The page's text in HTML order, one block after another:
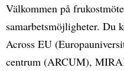
Välkommen på
samarbetsmöjligheter. Du
Across EU
centrum (ARCUM),